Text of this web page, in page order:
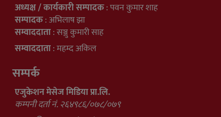
अध्यक्ष / कार्यकारी सम्पादक: पवन कुमार शाह
सम्पादक: अभिलाष झा
सम्वाददाता: सञ्जु कुमारी साह
सम्वाददाता: महम्द अकिल
सम्पर्क
एजुकेशन मेसेज मिडिया प्रा.लि.
कम्पनी दर्ता नं. २६४९८६/०७८/०७९